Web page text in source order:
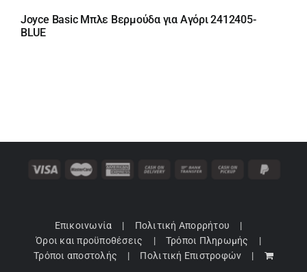
Joyce Basic Μπλε Βερμούδα για Αγόρι 2412405-
BLUE
Επικοινωνία
Πολιτική Απορρήτου
Όροι και προϋποθέσεις
Τρόποι Πληρωμής
Τρόποι αποστολής
Πολιτική Επιστροφών